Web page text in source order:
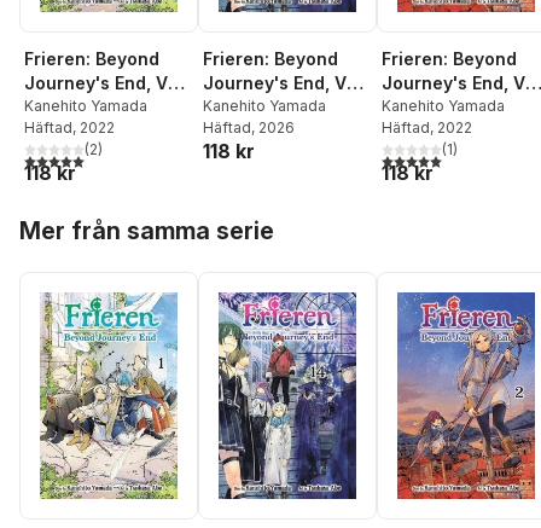
Frieren: Beyond
Journey's End, Vol.
1
Kanehito Yamada
Häftad, 2022
5,0utav 5 stjärnor. Totalt antal röster:
(2)
118 kr
Frieren: Beyond
Journey's End, Vol.
14
Kanehito Yamada
Häftad, 2026
118 kr
Frieren: Beyond
Journey's End,
2
Kanehito Yamada
Häftad, 2022
5,0utav 5 stjärnor.
(1)
118 kr
Mer från samma serie